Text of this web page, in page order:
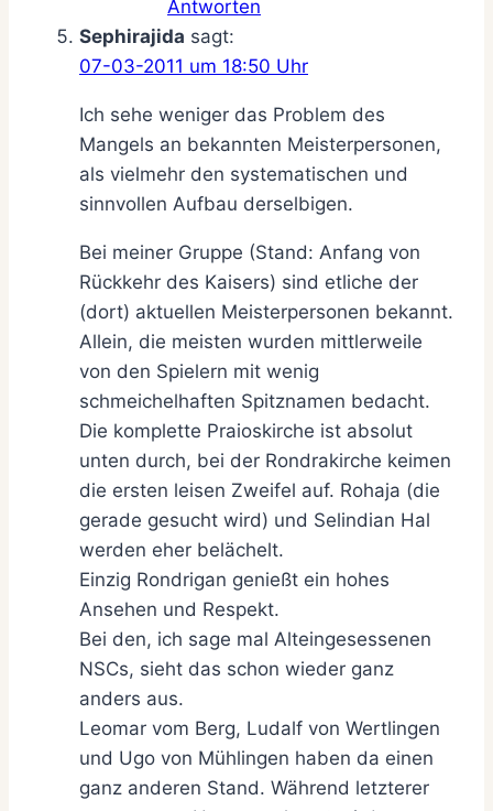
Antworten
Sephirajida sagt:
07-03-2011 um 18:50 Uhr
Ich sehe weniger das Problem des
Mangels an bekannten Meisterpersonen,
als vielmehr den systematischen und
sinnvollen Aufbau derselbigen.
Bei meiner Gruppe (Stand: Anfang von
Rückkehr des Kaisers) sind etliche der
(dort) aktuellen Meisterpersonen bekannt.
Allein, die meisten wurden mittlerweile
von den Spielern mit wenig
schmeichelhaften Spitznamen bedacht.
Die komplette Praioskirche ist absolut
unten durch, bei der Rondrakirche keimen
die ersten leisen Zweifel auf. Rohaja (die
gerade gesucht wird) und Selindian Hal
werden eher belächelt.
Einzig Rondrigan genießt ein hohes
Ansehen und Respekt.
Bei den, ich sage mal Alteingesessenen
NSCs, sieht das schon wieder ganz
anders aus.
Leomar vom Berg, Ludalf von Wertlingen
und Ugo von Mühlingen haben da einen
ganz anderen Stand. Während letzterer